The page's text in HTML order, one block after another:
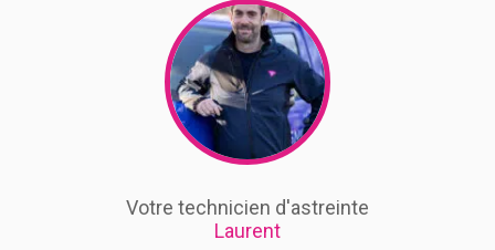
Votre technicien d'astreinte
Laurent